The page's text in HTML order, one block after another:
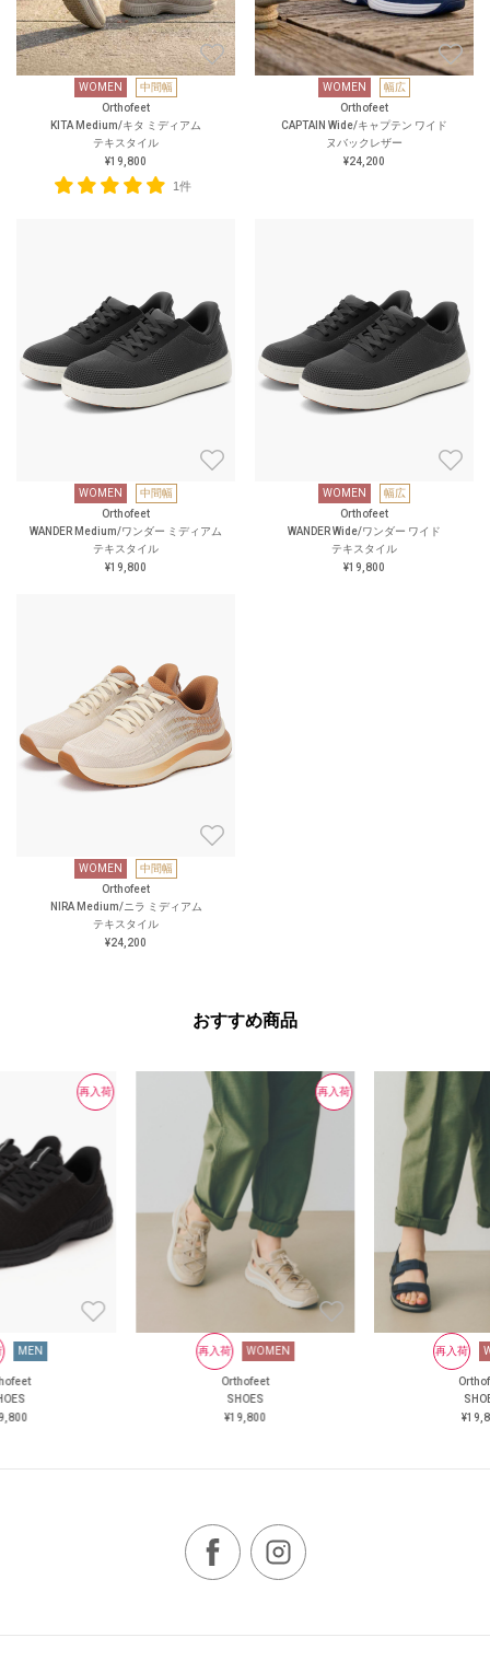
WOMEN
中間幅
Orthofeet
KITA Medium/キタ ミディアム
テキスタイル
¥19,800
1件
WOMEN
幅広
Orthofeet
CAPTAIN Wide/キャプテン ワイド
ヌバックレザー
¥24,200
WOMEN
中間幅
Orthofeet
WANDER Medium/ワンダー ミディアム
テキスタイル
¥19,800
WOMEN
幅広
Orthofeet
WANDER Wide/ワンダー ワイド
テキスタイル
¥19,800
WOMEN
中間幅
Orthofeet
NIRA Medium/ニラ ミディアム
テキスタイル
¥24,200
おすすめ商品
再入荷
MEN
再入荷
再入荷 WOMEN
Orthofeet
SHOES
¥19,800
再入荷